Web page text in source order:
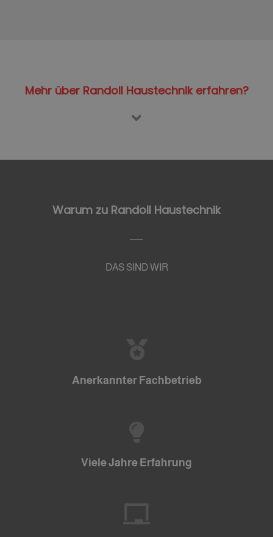
Mehr über Randoll Haustechnik erfahren?
Warum zu Randoll Haustechnik
DAS SIND WIR
Anerkannter Fachbetrieb
Viele Jahre Erfahrung